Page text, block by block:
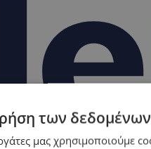
των
μας χρησιμοποιούμε